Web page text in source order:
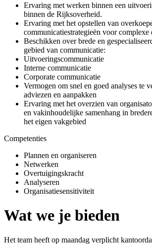
Ervaring met werken binnen een
binnen de Rijksoverheid.
Ervaring met het opstellen van
communicatiestrategieën voor complexe
Beschikken over brede en
gebied van communicatie:
Uitvoeringscommunicatie
Interne communicatie
Corporate communicatie
Vermogen om snel en goed analyses te
adviezen en aanpakken
Ervaring met het overzien van
en vakinhoudelijke samenhang in
het eigen vakgebied
Competenties
Plannen en organiseren
Netwerken
Overtuigingskracht
Analyseren
Organisatiesensitiviteit
Wat we je bieden
Het team heeft op maandag verplicht